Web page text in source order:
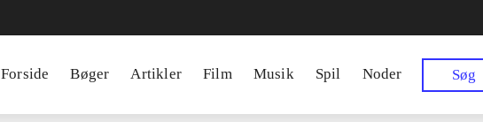
Forside Bøger Artikler Film Musik Spil Noder Søg